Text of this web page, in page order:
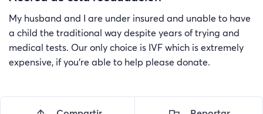
My husband and I are under insured and unable to have
a child the traditional way despite years of trying and
medical tests. Our only choice is IVF which is extremely
expensive, if you‘re able to help please donate.